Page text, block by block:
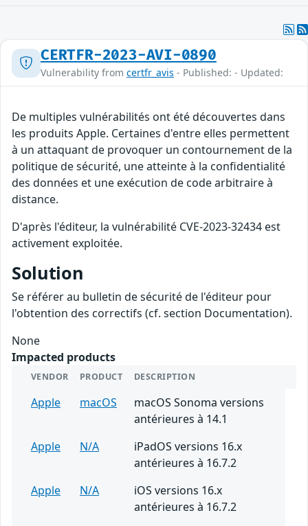
CERTFR-2023-AVI-0890
Vulnerability from certfr_avis - Published: - Updated:
De multiples vulnérabilités ont été découvertes dans
les produits Apple. Certaines d'entre elles permettent
à un attaquant de provoquer un contournement de la
politique de sécurité, une atteinte à la confidentialité
des données et une exécution de code arbitraire à
distance.
D'après l'éditeur, la vulnérabilité CVE-2023-32434 est
activement exploitée.
Solution
Se référer au bulletin de sécurité de l'éditeur pour
l'obtention des correctifs (cf. section Documentation).
None
Impacted products
VENDOR PRODUCT DESCRIPTION
Apple macOS
macOS Sonoma versions
antérieures à 14.1
Apple
N/A
iPadOS versions 16.x
antérieures à 16.7.2
Apple
N/A
iOS versions 16.x
antérieures à 16.7.2